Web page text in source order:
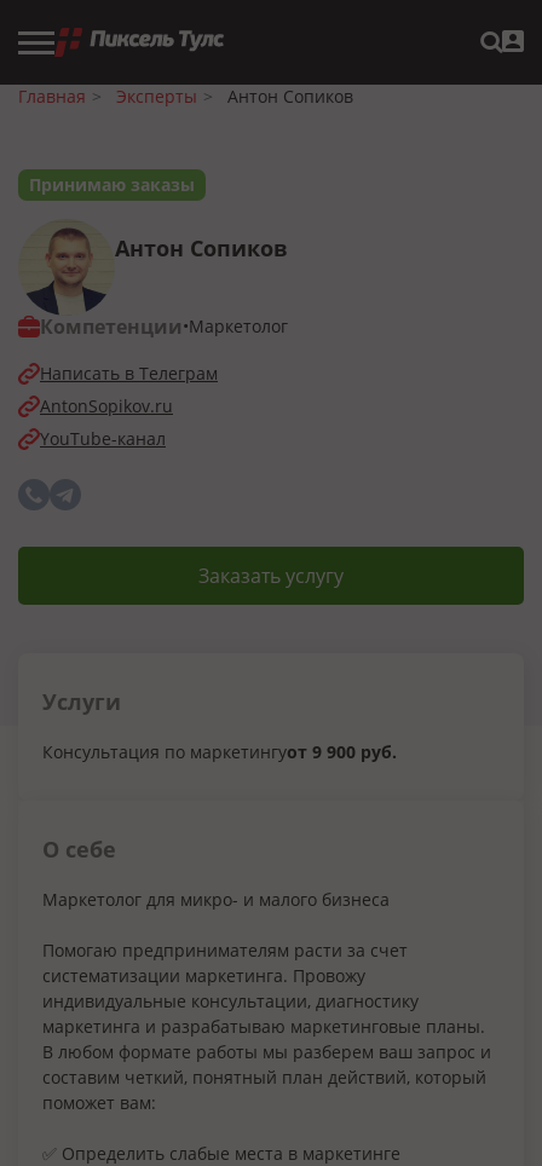
Главная Эксперты Антон Сопиков
Принимаю заказы
Антон Сопиков
Компетенции Маркетолог
Написать в Телеграм
AntonSopikov.ru
YouTube-канал
Заказать услугу
Услуги
Консультация по маркетингуот 9 900 руб.
О себе
Маркетолог для микро- и малого бизнеса
Помогаю предпринимателям расти за счет
систематизации маркетинга. Провожу
индивидуальные консультации, диагностику
маркетинга и разрабатываю маркетинговые планы.
В любом формате работы мы разберем ваш запрос и
составим четкий, понятный план действий, который
поможет вам:
✅ Определить слабые места в маркетинге